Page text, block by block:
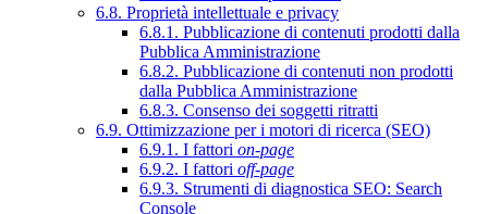
6.8. Proprietà intellettuale e privacy
6.8.1. Pubblicazione di contenuti prodotti dalla
Pubblica Amministrazione
6.8.2. Pubblicazione di contenuti non prodotti
dalla Pubblica Amministrazione
6.8.3. Consenso dei soggetti ritratti
6.9. Ottimizzazione per i motori di ricerca (SEO)
6.9.1. I fattori on-page
6.9.2. I fattori off-page
6.9.3. Strumenti di diagnostica SEO: Search
Console